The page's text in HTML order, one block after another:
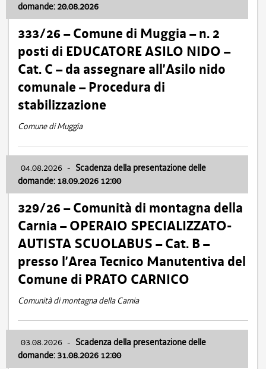
domande: 20.08.2026
333/26 – Comune di Muggia – n. 2
posti di EDUCATORE ASILO NIDO –
Cat. C – da assegnare all’Asilo nido
comunale – Procedura di
stabilizzazione
Comune di Muggia
04.08.2026 - Scadenza della presentazione delle
domande: 18.09.2026 12:00
329/26 – Comunità di montagna della
Carnia – OPERAIO SPECIALIZZATO-
AUTISTA SCUOLABUS – Cat. B –
presso l’Area Tecnico Manutentiva del
Comune di PRATO CARNICO
Comunità di montagna della Carnia
03.08.2026 - Scadenza della presentazione delle
domande: 31.08.2026 12:00